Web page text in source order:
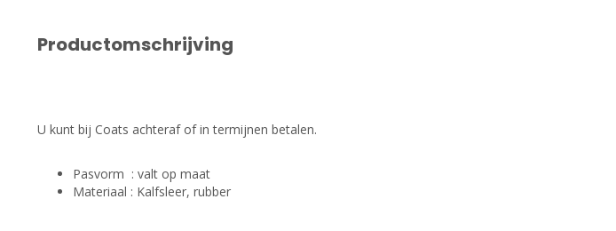
Productomschrijving
U kunt bij Coats achteraf of in termijnen betalen.
Pasvorm : valt op maat
Materiaal : Kalfsleer, rubber